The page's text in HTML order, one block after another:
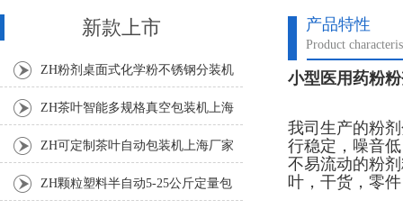
产品特性
Product
小型医用药粉
我司生产的粉
行稳定，噪音
不易流动的粉
叶，干货，零
新款上市
ZH粉剂桌面式化学粉不锈钢分装机
ZH茶叶智能多规格真空包装机上海
厂家 ZH可定制茶叶自动包装机上海厂家
ZH颗粒塑料半自动5-25公斤定量包